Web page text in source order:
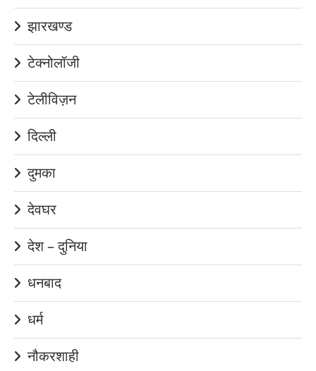
झारखण्ड
टेक्नोलॉजी
टेलीविज़न
दिल्ली
दुमका
देवघर
देश – दुनिया
धनबाद
धर्म
नौकरशाही